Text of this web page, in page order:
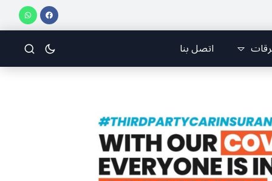
للرياضات الجوّية وجمعية طيّاري ومدرّبي الطيران الشراعي فريق جازو للسباقات
اتصل بنا